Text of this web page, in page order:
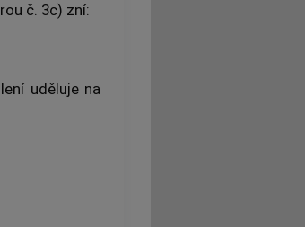
č. 3c) zní:
uděluje na